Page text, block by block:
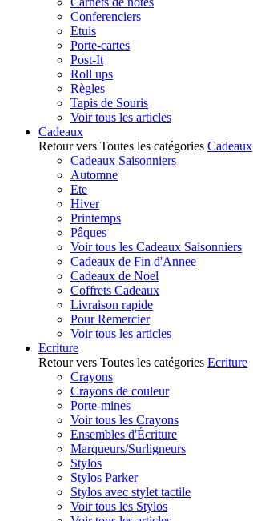
Conferenciers
Etuis
Porte-cartes
Post-It
Roll ups
Règles
Tapis de Souris
Voir tous les articles
Cadeaux
Retour vers Toutes les catégories Cadeaux
Cadeaux Saisonniers
Automne
Ete
Hiver
Printemps
Pâques
Voir tous les Cadeaux Saisonniers
Cadeaux de Fin d'Annee
Cadeaux de Noel
Coffrets Cadeaux
Livraison rapide
Pour Remercier
Voir tous les articles
Ecriture
Retour vers Toutes les catégories Ecriture
Crayons
Crayons de couleur
Porte-mines
Voir tous les Crayons
Ensembles d'Écriture
Marqueurs/Surligneurs
Stylos
Stylos Parker
Stylos avec stylet tactile
Voir tous les Stylos